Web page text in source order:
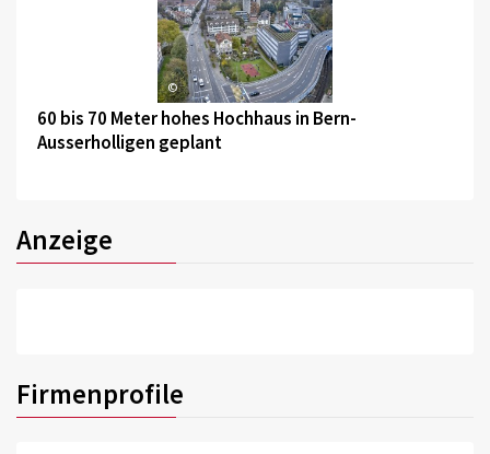
©
60 bis 70 Meter hohes Hochhaus in Bern-
Ausserholligen geplant
Anzeige
Firmenprofile